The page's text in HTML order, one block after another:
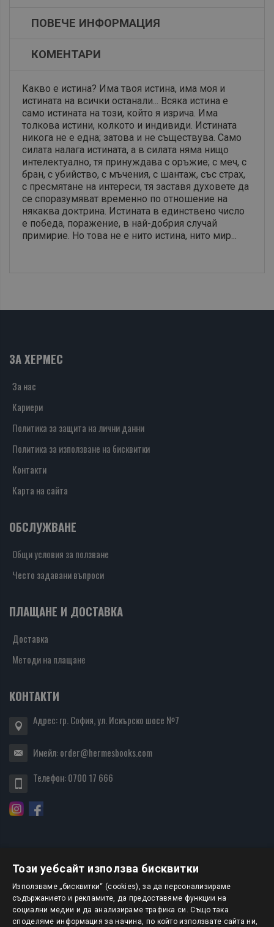
ПОВЕЧЕ ИНФОРМАЦИЯ
КОМЕНТАРИ
Какво е истина? Има твоя истина, има моя и
истината на всички останали... Всяка истина е
само истината на този, който я изрича. Има
толкова истини, колкото и индивиди. Истината
никога не е една; затова и не съществува. Само
силата налага истината, а в силата няма нищо
интелектуално, тя принуждава с оръжие; с меч, с
бран, с убийство, с мъчения, с шантаж, със страх,
с пресмятане на интереси, тя заставя духовете да
се споразумяват временно по отношение на
някаква доктрина. Истината в единствено число
е победа, поражение, в най-добрия случай
примирие. Но това не е нито истина, нито мир...
ЗА ХЕРМЕС
За нас
Кариери
Политика за защита на лични данни
Политика за използване на бисквитки
Контакти
Карта на сайта
ОБСЛУЖВАНЕ
Общи условия за ползване
Често задавани въпроси
ПЛАЩАНЕ И ДОСТАВКА
Доставка
Методи на плащане
КОНТАКТИ
Адрес: гр. София, ул. Искърско шосе №7
Имейл:order@hermesbooks.com
Телефон:0700 17 666
БЮЛЕТИН
АБОНИРАНЕ
Този уебсайт използва бисквитки
Използваме „бисквитки“ (cookies), за да персонализираме
съдържанието и рекламите, да предоставяме функции на
социални медии и да анализираме трафика си. Също така
споделяме информация за начина, по който използвате сайта ни,